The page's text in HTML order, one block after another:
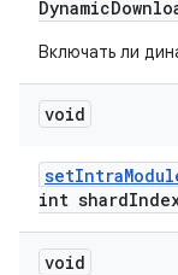
Dynamic
Включать ли
void
setIntra
int shard
void